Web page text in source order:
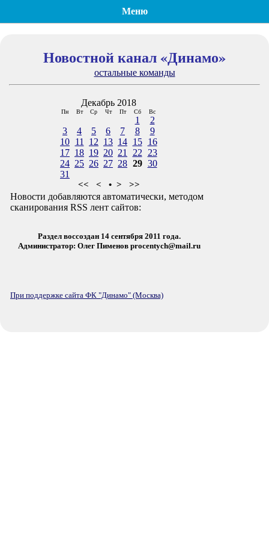
Меню
Новостной канал «Динамо»
остальные команды
Декабрь 2018
Пн Вт Ср Чт Пт Сб Вс
1
2
3
4 5 6 7 8
9
10 11 12 13 14 15
16
17 18 19 20 21 22
23
24 25 26 27 28 29 30
31
<< < • > >>
Новости добавляются автоматически, методом
сканирования RSS лент сайтов:
Раздел воссоздан 14 сентября 2011 года.
Администратор: Олег Пименов procentych@mail.ru
При поддержке сайта ФК "Динамо" (Москва)